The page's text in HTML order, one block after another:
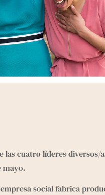
las cuatro líderes
mayo.
social fabrica